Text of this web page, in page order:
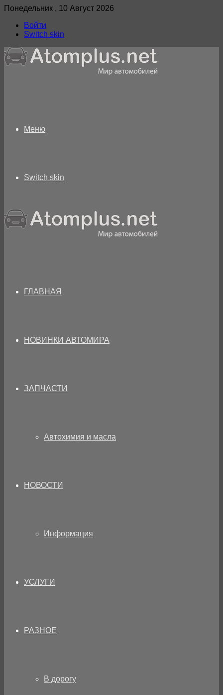
Понедельник , 10 Август 2026
Войти
Switch skin
Меню
Switch skin
ГЛАВНАЯ
НОВИНКИ АВТОМИРА
ЗАПЧАСТИ
Автохимия и масла
НОВОСТИ
Информация
УСЛУГИ
РАЗНОЕ
В дорогу